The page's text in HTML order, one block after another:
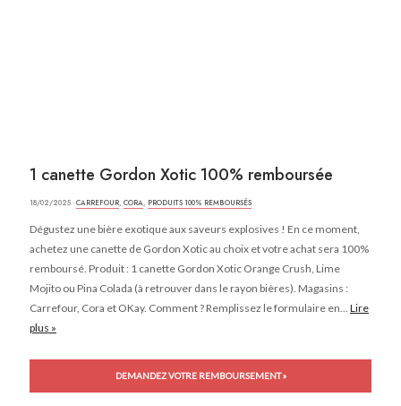
1 canette Gordon Xotic 100% remboursée
18/02/2025 ·CARREFOUR, CORA, PRODUITS 100% REMBOURSÉS
Dégustez une bière exotique aux saveurs explosives ! En ce moment,
achetez une canette de Gordon Xotic au choix et votre achat sera 100%
remboursé. Produit : 1 canette Gordon Xotic Orange Crush, Lime
Mojito ou Pina Colada (à retrouver dans le rayon bières). Magasins :
Carrefour, Cora et OKay. Comment ? Remplissez le formulaire en... Lire
plus »
DEMANDEZ VOTRE REMBOURSEMENT »